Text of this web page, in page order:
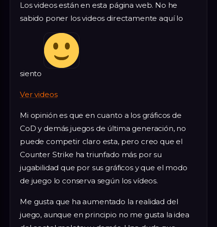
Los videos están en esta página web. No he
sabido poner los videos directamente aquí lo
siento
Ver videos
Mi opinión es que en cuanto a los gráficos de
CoD y demás juegos de última generación, no
puede competir claro esta, pero creo que el
Counter Strike ha triunfado más por su
jugabilidad que por sus gráficos y que el modo
de juego lo conserva según los vídeos.
Me gusta que ha aumentado la realidad del
juego, aunque en principio no me gusta la idea